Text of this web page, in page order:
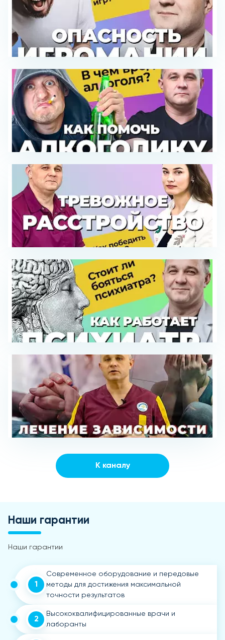
К каналу
Наши гарантии
Наши гарантии
1
Современное оборудование и передовые
методы для достижения максимальной
точности результатов
2
Высококвалифицированные врачи и
лаборанты